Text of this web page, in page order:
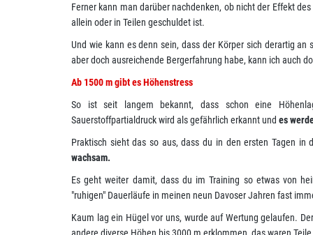
Ferner kann man darüber nachdenken, ob nicht der Effekt
allein oder in Teilen geschuldet ist.
Und wie kann es denn sein, dass der Körper sich derartig an
aber doch ausreichende Bergerfahrung habe, kann ich auch
Ab 1500 m gibt es Höhenstress
So ist seit langem bekannt, dass schon eine
Sauerstoffpartialdruck wird als gefährlich erkannt und es
Praktisch sieht das so aus, dass du in den ersten Tagen in
wachsam.
Es geht weiter damit, dass du im Training so etwas von
"ruhigen" Dauerläufe in meinen neun Davoser Jahren fast
Kaum lag ein Hügel vor uns, wurde auf Wertung gelaufen.
andere diverse Höhen bis 3000 m erklommen, das waren